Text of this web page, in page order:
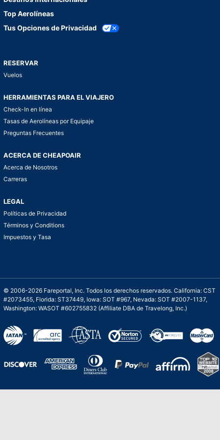
Top Aerolíneas
Tus Opciones de Privacidad
RESERVAR
Vuelos
HERRAMIENTAS PARA EL VIAJERO
Check-In en línea
Tasas de Aerolíneas por Equipaje
Preguntas Frecuentes
ACERCA DE CHEAPOAIR
Acerca de Nosotros
Carreras
LEGAL
Políticas de Privacidad
Términos y Conditions
Impuestos y Tasa
© 2006-2026 Fareportal, Inc. Todos los derechos reservados. California: CST
#2073455, Florida: ST37449, Iowa: SOT #967, Nevada: SOT #2007-1137,
Washington: WASOT #602755832 (Affiliate DBA de Travelong, Inc.)